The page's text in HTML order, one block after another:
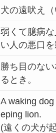
犬の遠吠え（
弱くて臆病
い人の悪口を
勝ち目のな
るとき。
A waking
eping lion.
(遠くの犬が